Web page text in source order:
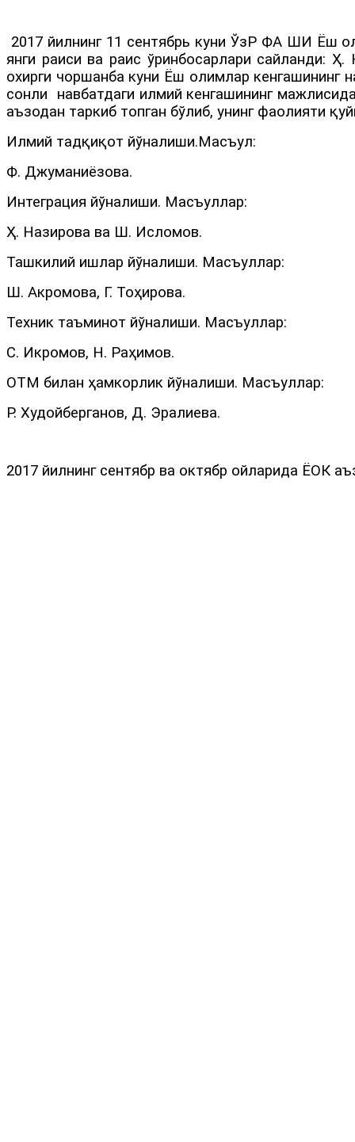
2017 йилнинг 11 сентябрь куни ЎзР ФА ШИ Ёш
янги раиси ва раис ўринбосарлари сайланди:
охирги чоршанба куни Ёш олимлар кенгашининг
сонли навбатдаги илмий кенгашининг
аъзодан таркиб топган бўлиб, унинг фаолияти
Илмий тадқиқот йўналиши.Масъул:
Ф. Джуманиёзова.
Интеграция йўналиши. Масъуллар:
Ҳ. Назирова ва Ш. Исломов.
Ташкилий ишлар йўналиши. Масъуллар:
Ш. Акромова, Г. Тоҳирова.
Техник таъминот йўналиши. Масъуллар:
С. Икромов, Н. Раҳимов.
ОТМ билан ҳамкорлик йўналиши. Масъуллар:
Р. Худойберганов, Д. Эралиева.
2017 йилнинг сентябр ва октябр ойларида ЁОК